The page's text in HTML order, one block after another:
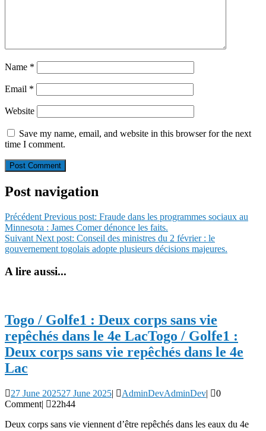
Name *
Email *
Website
Save my name, email, and website in this browser for the next
time I comment.
Post navigation
Précédent Previous post: Fraude dans les programmes sociaux au
Minnesota : James Comer dénonce les faits.
Suivant Next post: Conseil des ministres du 2 février : le
gouvernement togolais adopte plusieurs décisions majeures.
A lire aussi...
Togo / Golfe1 : Deux corps sans vie
repêchés dans le 4e LacTogo / Golfe1 :
Deux corps sans vie repêchés dans le 4e
Lac
27 June 202527 June 2025| AdminDevAdminDev|
0
Comment|
22h44
Deux corps sans vie viennent d’être repêchés dans les eaux du 4e